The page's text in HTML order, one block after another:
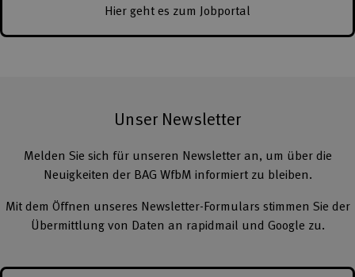
Hier geht es zum Jobportal
Unser Newsletter
Melden Sie sich für unseren Newsletter an, um über die
Neuigkeiten der BAG WfbM informiert zu bleiben.
Mit dem Öffnen unseres Newsletter-Formulars stimmen Sie der
Übermittlung von Daten an rapidmail und Google zu.